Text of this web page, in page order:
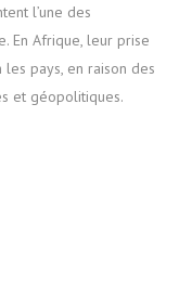
l’une des
En Afrique, leur prise
pays, en raison des
et géopolitiques.